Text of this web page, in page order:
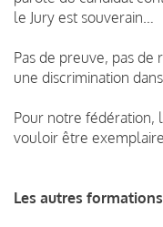
le Jury est souverain…
Pas de preuve, pas
une discrimination
Pour notre fédération,
vouloir être
Les autres